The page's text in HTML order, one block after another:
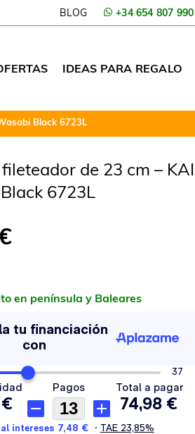
BLOG +34 654 807 990
IDEAS PARA REGALO
Black 6723L
de 23 cm – KAI
6723L
en península y Baleares